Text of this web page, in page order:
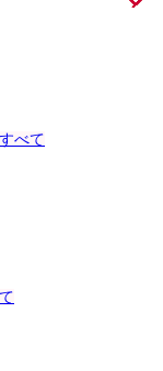
べて